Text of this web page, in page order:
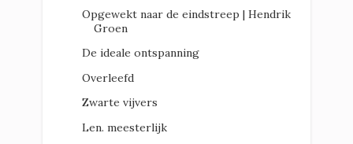
Opgewekt naar de eindstreep | Hendrik
Groen
De ideale ontspanning
Overleefd
Zwarte vijvers
Len. meesterlijk